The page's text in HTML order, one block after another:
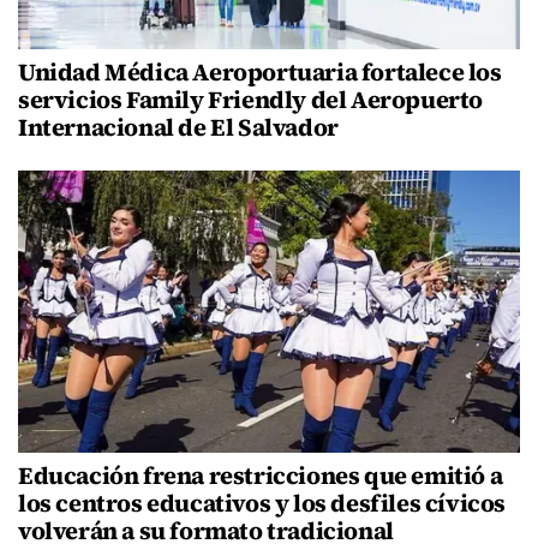
Unidad Médica Aeroportuaria fortalece los
servicios Family Friendly del Aeropuerto
Internacional de El Salvador
Educación frena restricciones que emitió a
los centros educativos y los desfiles cívicos
volverán a su formato tradicional